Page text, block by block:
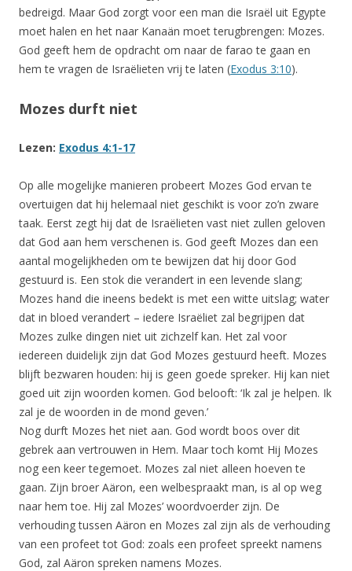
bedreigd. Maar God zorgt voor een man die Israël uit Egypte
moet halen en het naar Kanaän moet terugbrengen: Mozes.
God geeft hem de opdracht om naar de farao te gaan en
hem te vragen de Israëlieten vrij te laten (Exodus 3:10).
Mozes durft niet
Lezen: Exodus 4:1-17
Op alle mogelijke manieren probeert Mozes God ervan te
overtuigen dat hij helemaal niet geschikt is voor zo’n zware
taak. Eerst zegt hij dat de Israëlieten vast niet zullen geloven
dat God aan hem verschenen is. God geeft Mozes dan een
aantal mogelijkheden om te bewijzen dat hij door God
gestuurd is. Een stok die verandert in een levende slang;
Mozes hand die ineens bedekt is met een witte uitslag; water
dat in bloed verandert – iedere Israëliet zal begrijpen dat
Mozes zulke dingen niet uit zichzelf kan. Het zal voor
iedereen duidelijk zijn dat God Mozes gestuurd heeft. Mozes
blijft bezwaren houden: hij is geen goede spreker. Hij kan niet
goed uit zijn woorden komen. God belooft: ‘Ik zal je helpen. Ik
zal je de woorden in de mond geven.’
Nog durft Mozes het niet aan. God wordt boos over dit
gebrek aan vertrouwen in Hem. Maar toch komt Hij Mozes
nog een keer tegemoet. Mozes zal niet alleen hoeven te
gaan. Zijn broer Aäron, een welbespraakt man, is al op weg
naar hem toe. Hij zal Mozes’ woordvoerder zijn. De
verhouding tussen Aäron en Mozes zal zijn als de verhouding
van een profeet tot God: zoals een profeet spreekt namens
God, zal Aäron spreken namens Mozes.